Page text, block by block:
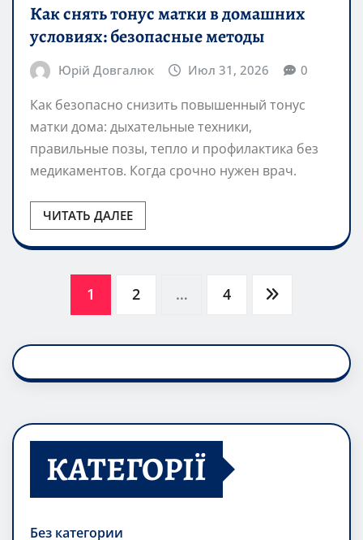
Как снять тонус матки в домашних
условиях: безопасные методы
Юрій Довгалюк Июл 31, 2026 0
Как безопасно снизить повышенный тонус
матки дома: дыхательные техники,
правильные позы, тепло и профилактика без
медикаментов. Когда срочно нужен врач.
ЧИТАТЬ ДАЛЕЕ
Пагинация
записей
1 2 … 4
КАТЕГОРІЇ
Без категории